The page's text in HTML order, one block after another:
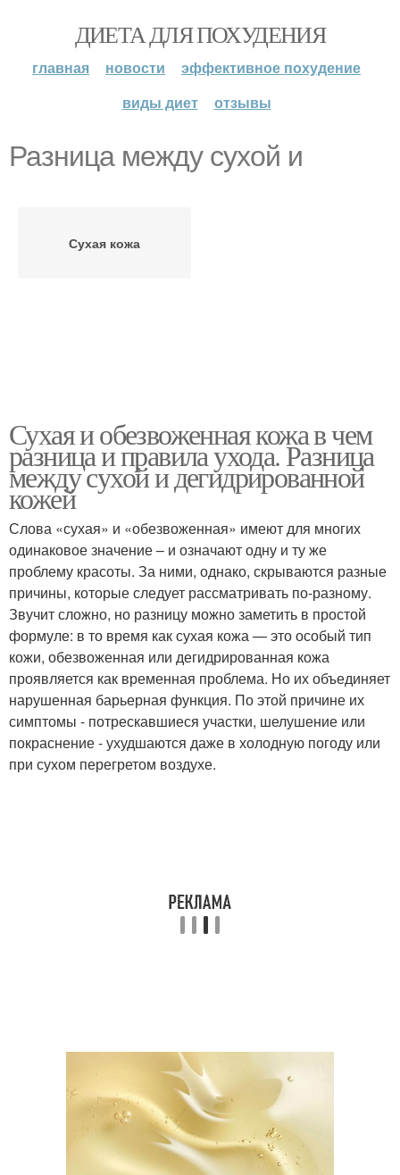
ДИЕТА ДЛЯ ПОХУДЕНИЯ
главная новости
эффективное похудение
виды диет
отзывы
Разница между сухой и
Сухая кожа
Сухая и обезвоженная кожа в чем
разница и правила ухода. Разница
между сухой и дегидрированной
кожей
Слова «сухая» и «обезвоженная» имеют для многих
одинаковое значение – и означают одну и ту же
проблему красоты. За ними, однако, скрываются разные
причины, которые следует рассматривать по-разному.
Звучит сложно, но разницу можно заметить в простой
формуле: в то время как сухая кожа — это особый тип
кожи, обезвоженная или дегидрированная кожа
проявляется как временная проблема. Но их объединяет
нарушенная барьерная функция. По этой причине их
симптомы - потрескавшиеся участки, шелушение или
покраснение - ухудшаются даже в холодную погоду или
при сухом перегретом воздухе.